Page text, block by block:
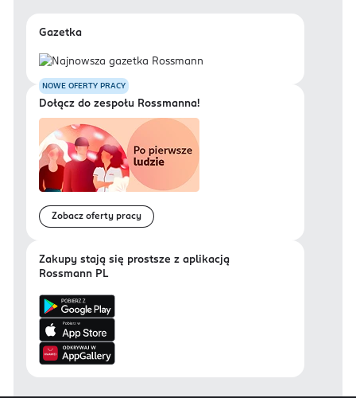
Gazetka
NOWE OFERTY PRACY
Dołącz do zespołu Rossmanna!
Zobacz oferty pracy
Zakupy stają się prostsze z aplikacją
Rossmann PL